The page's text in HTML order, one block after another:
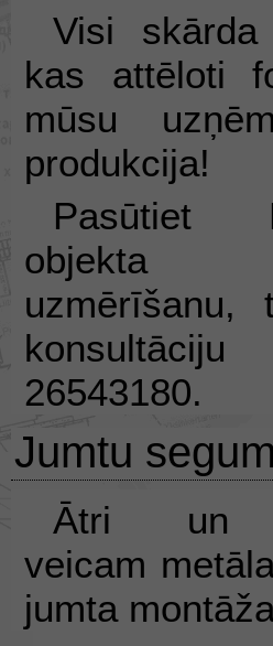
Visi skārda
kas attēloti
mūsu
produkcija!
Pasūtiet
objekta
uzmērīšanu,
26543180.
Jumtu
Ātri un
veicam
jumta